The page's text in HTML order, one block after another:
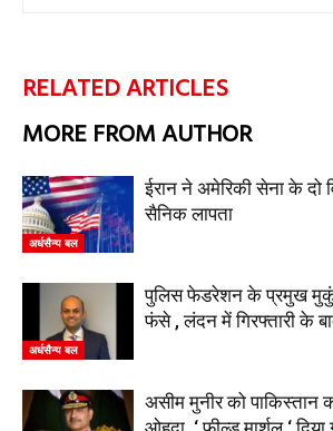
RELATED ARTICLES
MORE FROM AUTHOR
अर्धसैन्य बल
ईरान ने अमेरिकी सेना के दो
सैनिक लापता
अर्धसैन्य बल
पुलिस फेडरेशन के प्रमुख
फंसे , लंदन में गिरफ्तारी के
असीम मुनीर को